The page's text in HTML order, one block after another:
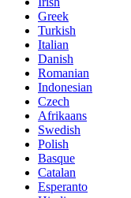
Greek
Turkish
Italian
Danish
Romanian
Indonesian
Czech
Afrikaans
Swedish
Polish
Basque
Catalan
Esperanto